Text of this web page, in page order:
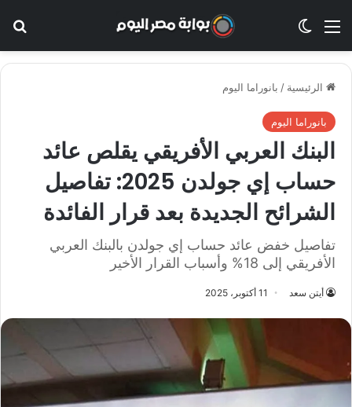
القائمة الوضع المظلم
الرئيسية / بانوراما اليوم
بانوراما اليوم
البنك العربي الأفريقي يقلص عائد
حساب إي جولدن 2025: تفاصيل
الشرائح الجديدة بعد قرار الفائدة
تفاصيل خفض عائد حساب إي جولدن بالبنك العربي
الأفريقي إلى 18% وأسباب القرار الأخير
أيتن سعد 11 أكتوبر، 2025